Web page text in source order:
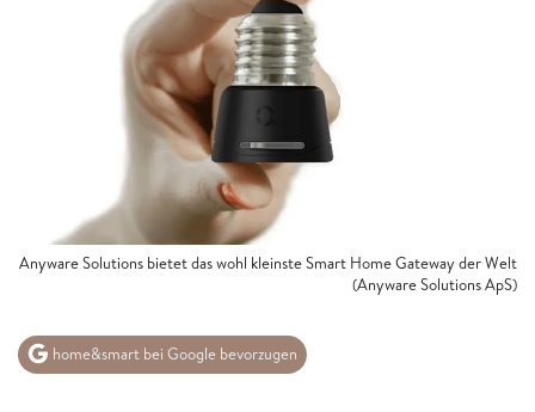
Anyware Solutions bietet das wohl kleinste Smart Home Gateway der Welt
(Anyware Solutions ApS)
home&smart bei Google bevorzugen